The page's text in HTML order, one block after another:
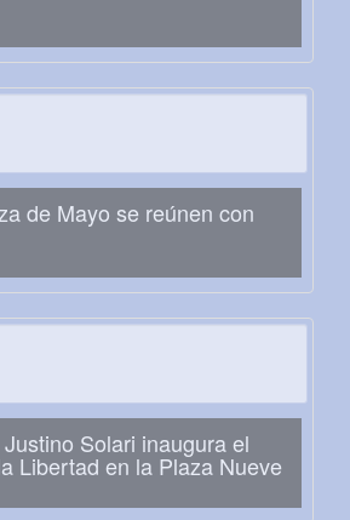
de Mayo se reúnen con
Solari inaugura el
Libertad en la Plaza Nueve